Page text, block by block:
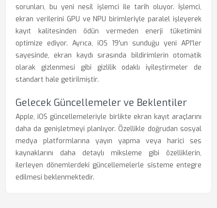
sorunları, bu yeni nesil işlemci ile tarih oluyor. İşlemci,
ekran verilerini GPU ve NPU birimleriyle paralel işleyerek
kayıt kalitesinden ödün vermeden enerji tüketimini
optimize ediyor. Ayrıca, iOS 19'un sunduğu yeni API'ler
sayesinde, ekran kaydı sırasında bildirimlerin otomatik
olarak gizlenmesi gibi gizlilik odaklı iyileştirmeler de
standart hale getirilmiştir.
Gelecek Güncellemeler ve Beklentiler
Apple, iOS güncellemeleriyle birlikte ekran kayıt araçlarını
daha da genişletmeyi planlıyor. Özellikle doğrudan sosyal
medya platformlarına yayın yapma veya harici ses
kaynaklarını daha detaylı miksleme gibi özelliklerin,
ilerleyen dönemlerdeki güncellemelerle sisteme entegre
edilmesi beklenmektedir.